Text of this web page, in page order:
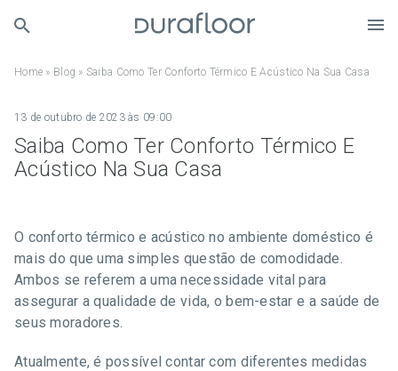
Home » Blog » Saiba Como Ter Conforto Térmico E Acústico Na Sua Casa
Saiba Como Ter Conforto Térmico E
Acústico Na Sua Casa
13 de outubro de 2023 às 09:00
O conforto térmico e acústico no ambiente doméstico é
mais do que uma simples questão de comodidade.
Ambos se referem a uma necessidade vital para
assegurar a qualidade de vida, o bem-estar e a saúde de
seus moradores.
Atualmente, é possível contar com diferentes medidas